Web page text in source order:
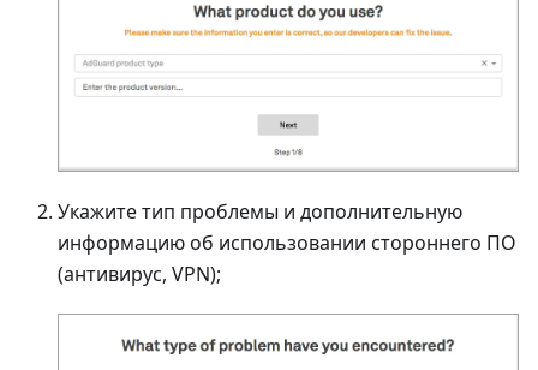
Укажите тип проблемы и дополнительную
информацию об использовании стороннего ПО
(антивирус, VPN);